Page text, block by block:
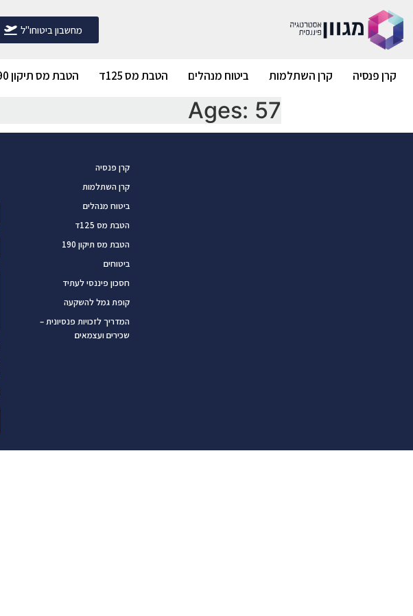
מחשבון ביטוחו"ל
קרן פנסיה קרן השתלמות ביטוח מנהלים הטבת מס 125ד הטבת מס תיקון 190
Ages: 57
קרן פנסיה
קרן השתלמות
ביטוח מנהלים
הטבת מס 125ד
הטבת מס תיקון 190
ביטוחים
חסכון פיננסי לעתיד
קופת גמל להשקעה
המדריך לזכויות פנסיונית –
שכירים ועצמאים